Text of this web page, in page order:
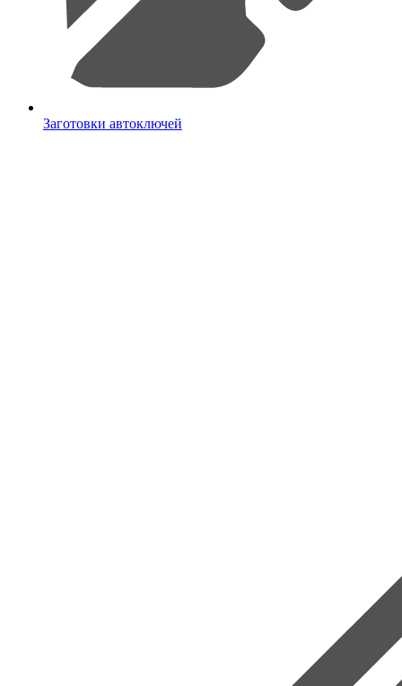
Заготовки автоключей